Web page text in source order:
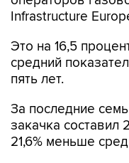
Infrastructure
Это на 16,5
средний
пять лет.
За последние
закачка составил
21,6% меньше